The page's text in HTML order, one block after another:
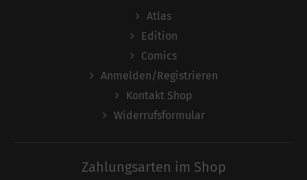
Atlas
Edition
Comics
Anmelden/Registrieren
Kontakt Shop
Widerrufsformular
Zahlungsarten im Shop